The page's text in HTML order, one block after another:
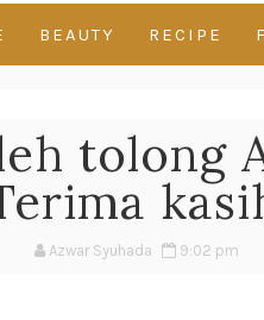
BEAUTY RECIPE
tolong
Azwar Syuhada 9:02 pm